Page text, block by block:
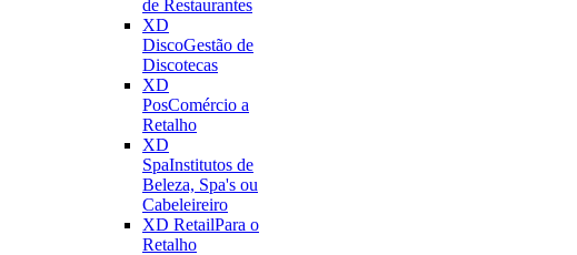
de Restaurantes
XD
DiscoGestão de
Discotecas
XD
PosComércio a
Retalho
XD
SpaInstitutos de
Beleza, Spa's ou
Cabeleireiro
XD RetailPara o
Retalho